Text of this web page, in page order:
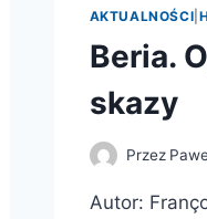
AKTUALNOŚCI
Beria.
skazy
Przez
Autor: